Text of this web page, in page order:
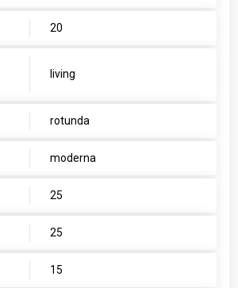
20
living
rotunda
moderna
25
25
15